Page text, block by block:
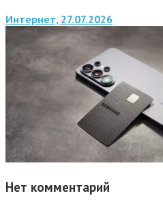
Интернет, 27.07.2026
Нет комментарий